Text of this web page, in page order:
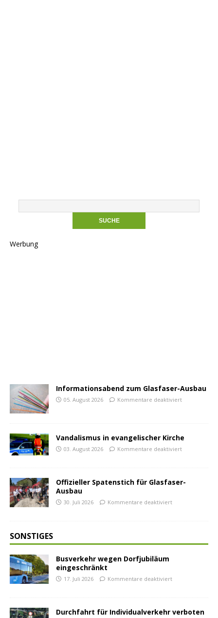
Werbung
Informationsabend zum Glasfaser-Ausbau
05. August 2026 Kommentare deaktiviert
Vandalismus in evangelischer Kirche
03. August 2026 Kommentare deaktiviert
Offizieller Spatenstich für Glasfaser-
Ausbau
30. Juli 2026 Kommentare deaktiviert
SONSTIGES
Busverkehr wegen Dorfjubiläum
eingeschränkt
17. Juli 2026 Kommentare deaktiviert
Durchfahrt für Individualverkehr verboten